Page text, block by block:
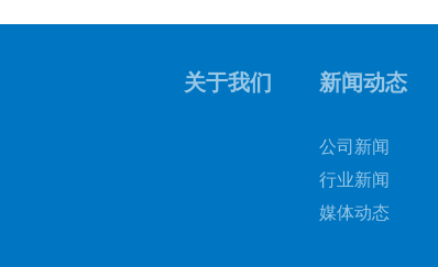
关于我们 新闻动态
公司新闻
行业新闻
媒体动态